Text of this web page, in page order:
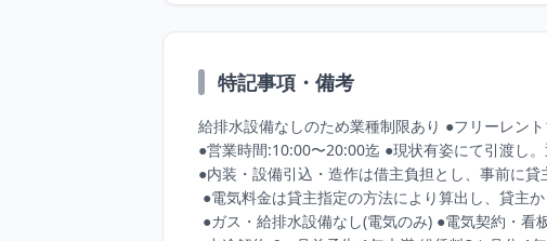
特記事項・備考
給排水設備なしのため業種制限あり ●フリーレン
●営業時間:10:00〜20:00迄 ●現状有姿にて引渡し
●内装・設備引込・造作は借主負担とし、事前に